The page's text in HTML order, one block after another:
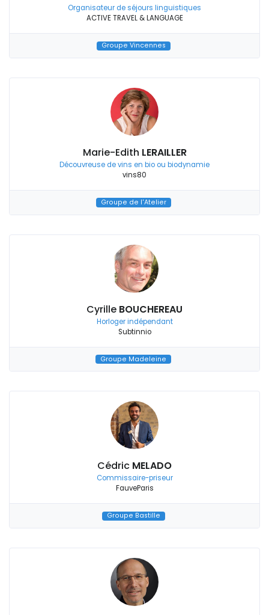
Organisateur de séjours linguistiques
ACTIVE TRAVEL & LANGUAGE
Groupe Vincennes
Marie-Edith LERAILLER
Découvreuse de vins en bio ou biodynamie
vins80
Groupe de l'Atelier
Cyrille BOUCHEREAU
Horloger indépendant
Subtinnio
Groupe Madeleine
Cédric MELADO
Commissaire-priseur
FauveParis
Groupe Bastille